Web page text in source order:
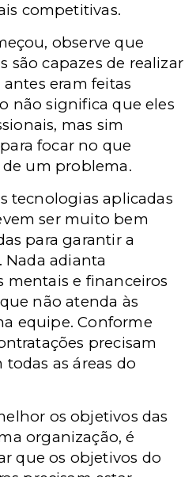
competitivas.
observe que
são capazes de realizar
eram feitas
não significa que eles
mas sim
focar no que
de um problema.
tecnologias aplicadas
ser muito bem
para garantir a
Nada adianta
mentais e financeiros
não atenda às
equipe. Conforme
precisam
as áreas do
os objetivos das
organização, é
que os objetivos do